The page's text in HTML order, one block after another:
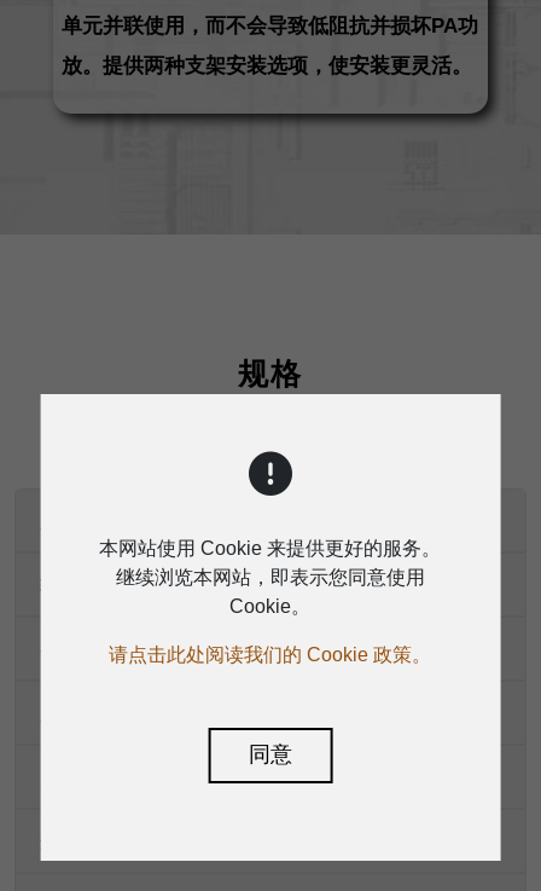
单元并联使用，而不会导致低阻抗并损坏PA功
放。提供两种支架安装选项，使安装更灵活。
规格
输入电压
变压器可选功率
最大声压级（1米处）
本网站使用 Cookie 来提供更好的服务。
继续浏览本网站，即表示您同意使用
Cookie。
请点击此处阅读我们的 Cookie 政策。
同意